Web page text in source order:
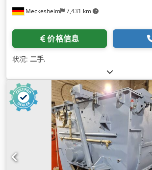
Meckesheim 7,431 km
价格信息
状况: 二手,